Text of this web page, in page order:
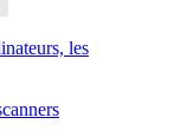
les